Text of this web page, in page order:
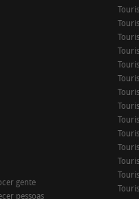
gente
pessoas